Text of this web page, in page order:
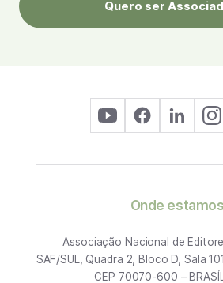
Quero ser
Onde estamos
Associação Nacional de
SAF/SUL, Quadra 2, Bloco D, Sala
CEP 70070-600 –